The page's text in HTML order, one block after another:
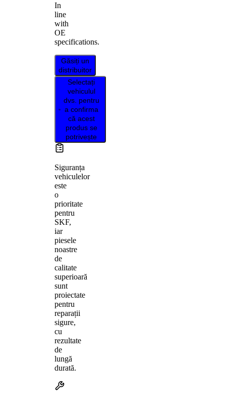
In
line
with
OE
specifications.
Găsiți un
distribuitor
Selectați
vehiculul
dvs. pentru
a confirma
că acest
produs se
potrivește
Siguranța
vehiculelor
este
o
prioritate
pentru
SKF,
iar
piesele
noastre
de
calitate
superioară
sunt
proiectate
pentru
reparații
sigure,
cu
rezultate
de
lungă
durată.